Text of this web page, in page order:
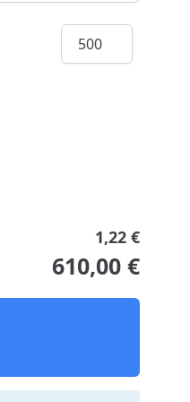
Menge
1,22 €
610,00 €